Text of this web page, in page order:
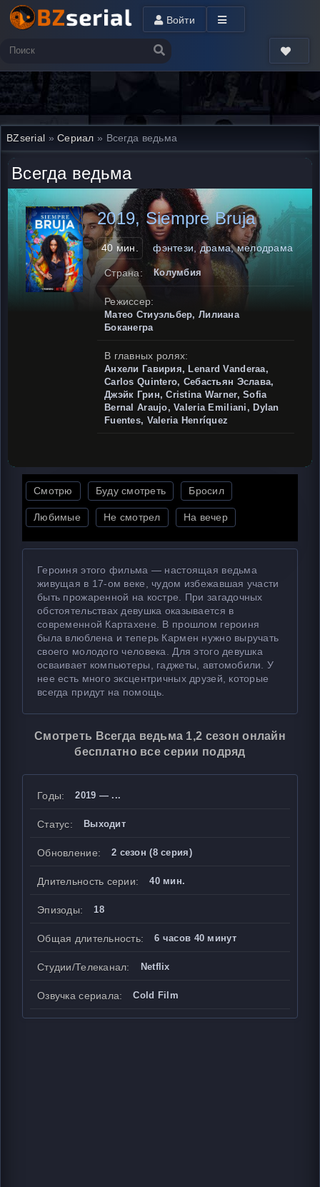
Войти
BZserial »Сериал » Всегда ведьма
Всегда ведьма
2019, Siempre Bruja
40 мин. фэнтези, драма, мелодрама
Страна: Колумбия
Режиссер:
Матео Стиуэльбер, Лилиана
Боканегра
В главных ролях:
Анхели Гавирия, Lenard Vanderaa,
Carlos Quintero, Себастьян Эслава,
Джэйк Грин, Cristina Warner, Sofia
Bernal Araujo, Valeria Emiliani, Dylan
Fuentes, Valeria Henríquez
Смотрю Буду смотреть Бросил
Любимые Не смотрел На вечер
Героиня этого фильма — настоящая ведьма
живущая в 17-ом веке, чудом избежавшая участи
быть прожаренной на костре. При загадочных
обстоятельствах девушка оказывается в
современной Картахене. В прошлом героиня
была влюблена и теперь Кармен нужно выручать
своего молодого человека. Для этого девушка
осваивает компьютеры, гаджеты, автомобили. У
нее есть много эксцентричных друзей, которые
всегда придут на помощь.
Смотреть Всегда ведьма 1,2 сезон онлайн
бесплатно все серии подряд
Годы: 2019 — ...
Статус: Выходит
Обновление: 2 сезон (8 серия)
Длительность серии: 40 мин.
Эпизоды: 18
Общая длительность: 6 часов 40 минут
Студии/Телеканал: Netflix
Озвучка сериала: Cold Film